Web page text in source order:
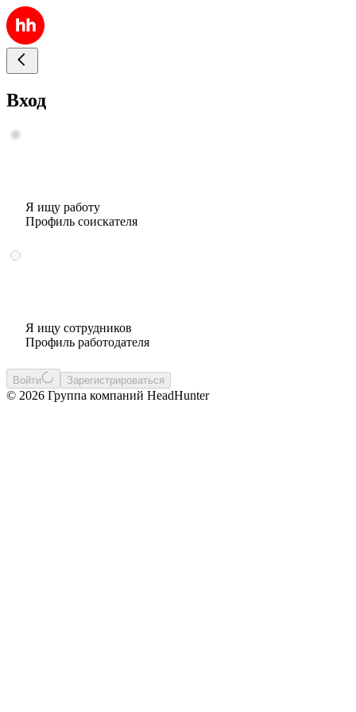
Вход
Я ищу работу
Профиль соискателя
Я ищу сотрудников
Профиль работодателя
Войти Зарегистрироваться
© 2026 Группа компаний HeadHunter